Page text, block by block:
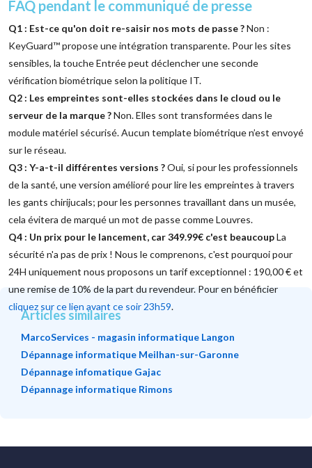
FAQ pendant le communiqué de presse
Q1 : Est-ce qu'on doit re-saisir nos mots de passe ?Non :
KeyGuard™ propose une intégration transparente. Pour les sites
sensibles, la touche Entrée peut déclencher une seconde
vérification biométrique selon la politique IT.
Q2 : Les empreintes sont-elles stockées dans le cloud ou le
serveur de la marque ?Non. Elles sont transformées dans le
module matériel sécurisé. Aucun template biométrique n’est envoyé
sur le réseau.
Q3 : Y-a-t-il différentes versions ?Oui, si pour les professionnels
de la santé, une version amélioré pour lire les empreintes à travers
les gants chirijucals; pour les personnes travaillant dans un musée,
cela évitera de marqué un mot de passe comme Louvres.
Q4 : Un prix pour le lancement, car 349.99€ c'est beaucoupLa
sécurité n'a pas de prix ! Nous le comprenons, c'est pourquoi pour
24H uniquement nous proposons un tarif exceptionnel : 190,00 € et
une remise de 10% de la part du revendeur. Pour en bénéficier
cliquez sur ce lien avant ce soir 23h59.
Articles similaires
MarcoServices - magasin informatique Langon
Dépannage informatique Meilhan-sur-Garonne
Dépannage infomatique Gajac
Dépannage informatique Rimons